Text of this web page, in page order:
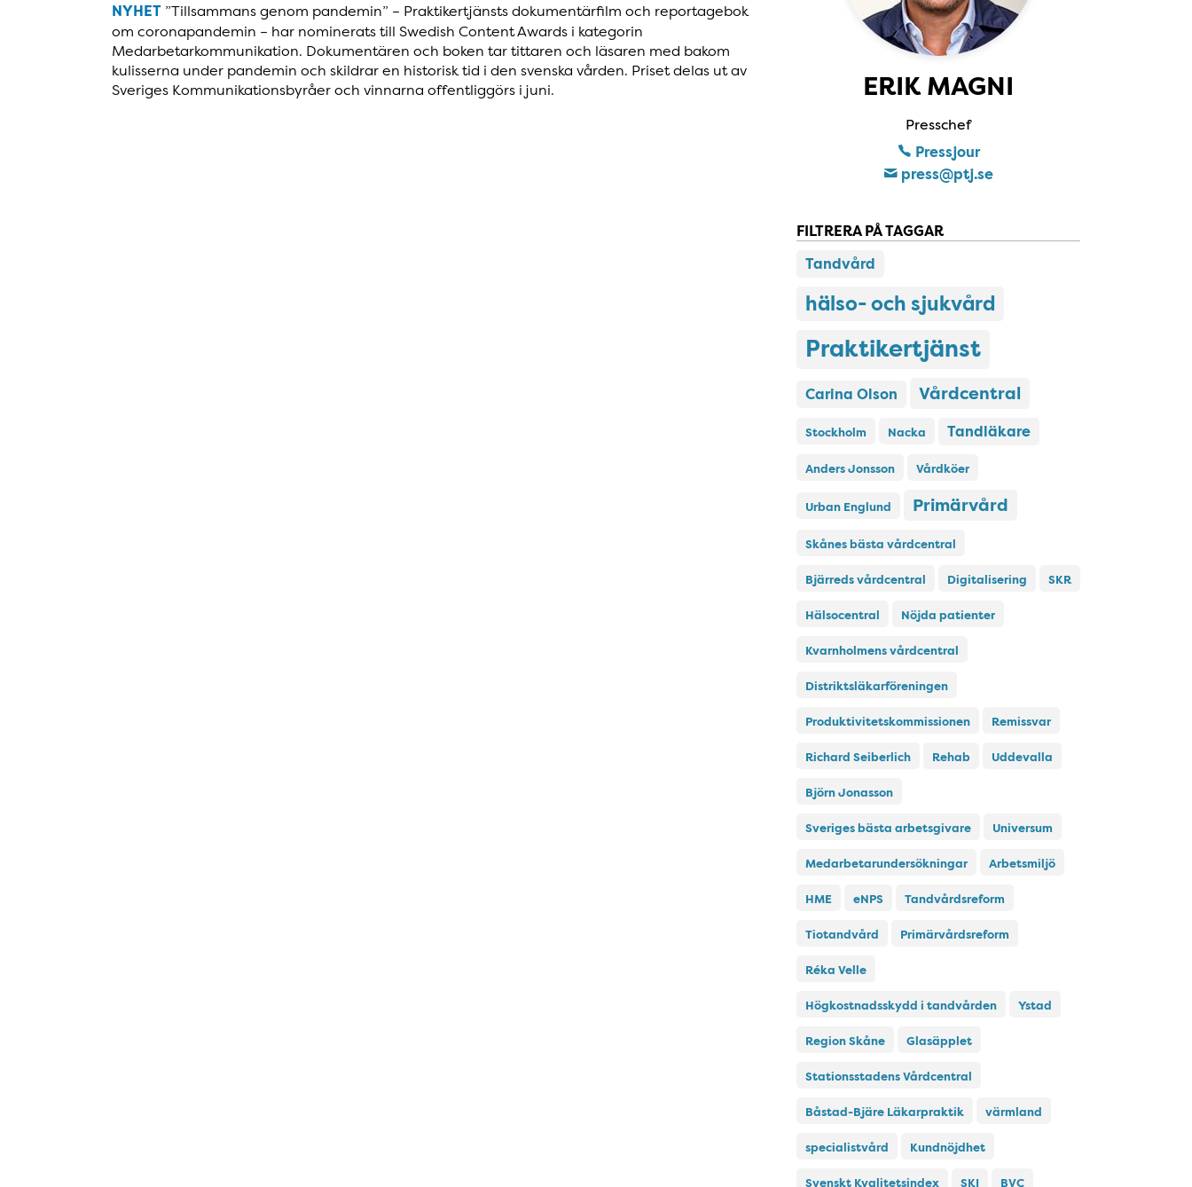
NYHET ”Tillsammans genom pandemin” – Praktikertjänsts dokumentärfilm och reportagebok
om coronapandemin – har nominerats till Swedish Content Awards i kategorin
Medarbetarkommunikation. Dokumentären och boken tar tittaren och läsaren med bakom
kulisserna under pandemin och skildrar en historisk tid i den svenska vården. Priset delas ut av
Sveriges Kommunikationsbyråer och vinnarna offentliggörs i juni.
ERIK MAGNI
Presschef
Pressjour
press​@ptj​.se
FILTRERA PÅ TAGGAR
Tandvård
hälso- och sjukvård
Praktikertjänst
Carina Olson Vårdcentral
Stockholm Nacka Tandläkare
Anders Jonsson Vårdköer
Urban Englund Primärvård
Skånes bästa vårdcentral
Bjärreds vårdcentral Digitalisering SKR
Hälsocentral Nöjda patienter
Kvarnholmens vårdcentral
Distriktsläkarföreningen
Produktivitetskommissionen Remissvar
Richard Seiberlich Rehab Uddevalla
Björn Jonasson
Sveriges bästa arbetsgivare Universum
Medarbetarundersökningar Arbetsmiljö
HME eNPS Tandvårdsreform
Tiotandvård Primärvårdsreform
Réka Velle
Högkostnadsskydd i tandvården Ystad
Region Skåne Glasäpplet
Stationsstadens Vårdcentral
Båstad-Bjäre Läkarpraktik värmland
specialistvård Kundnöjdhet
Svenskt Kvalitetsindex SKI BVC